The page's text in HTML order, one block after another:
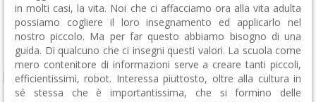
in molti casi, la vita. Noi che ci affacciamo ora alla vita adulta
possiamo cogliere il loro insegnamento ed applicarlo nel
nostro piccolo. Ma per far questo abbiamo bisogno di una
guida. Di qualcuno che ci insegni questi valori. La scuola come
mero contenitore di informazioni serve a creare tanti piccoli,
efficientissimi, robot. Interessa piuttosto, oltre alla cultura in
sé stessa che è importantissima, che si formino delle